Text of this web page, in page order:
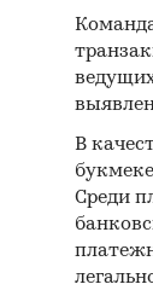
В
Среди